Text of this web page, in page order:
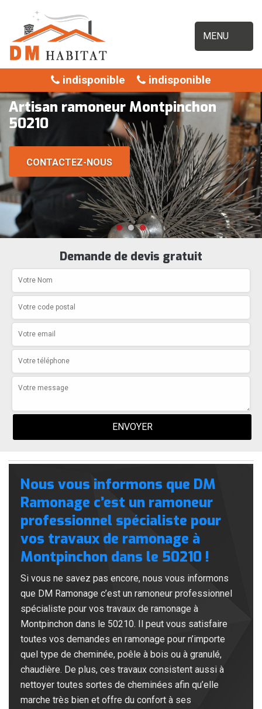
MENU
indisponible indisponible
Artisan ramoneur Montpinchon
50210
CONTACTEZ-NOUS
Demande de devis gratuit
Nous vous informons que DM
Ramonage c’est un ramoneur
professionnel spécialiste pour
vos travaux de ramonage à
Montpinchon dans le 50210 !
Si vous ne savez pas encore, nous vous informons
que DM Ramonage c’est un ramoneur professionnel
spécialiste pour vos travaux de ramonage à
Montpinchon dans le 50210. Il peut vous satisfaire
toutes vos demandes en ramonage pour n’importe
quel type de cheminée, poêle à bois ou à granulé,
chaudière. De plus, ces travaux consistent aussi à
nettoyer toutes sortes de cheminées afin qu’elle
marche très bien et offre du confort à ses